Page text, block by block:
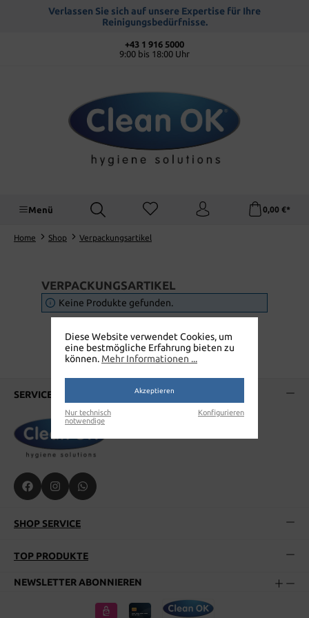
springenVerlassen Sie sich auf unsere Expertise für Ihre
Reinigungsbedürfnisse.
+43 1 916 5000
9:00 bis 18:00 Uhr
Menü 0,00 €*
Home Shop Verpackungsartikel
VERPACKUNGSARTIKEL
Keine Produkte gefunden.
SERVICE-HOTLINE
SHOP SERVICE
TOP PRODUKTE
NEWSLETTER ABONNIEREN
Diese Website verwendet Cookies, um
eine bestmögliche Erfahrung bieten zu
können. Mehr Informationen ...
Akzeptieren
Nur technisch
notwendige
Konfigurieren